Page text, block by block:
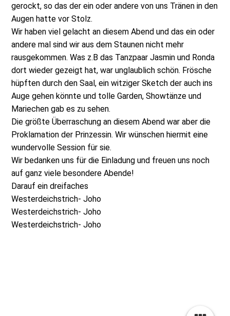
gerockt, so das der ein oder andere von uns Tränen in den
Augen hatte vor Stolz.
Wir haben viel gelacht an diesem Abend und das ein oder
andere mal sind wir aus dem Staunen nicht mehr
rausgekommen. Was z.B das Tanzpaar Jasmin und Ronda
dort wieder gezeigt hat, war unglaublich schön. Frösche
hüpften durch den Saal, ein witziger Sketch der auch ins
Auge gehen könnte und tolle Garden, Showtänze und
Mariechen gab es zu sehen.
Die größte Überraschung an diesem Abend war aber die
Proklamation der Prinzessin. Wir wünschen hiermit eine
wundervolle Session für sie.
Wir bedanken uns für die Einladung und freuen uns noch
auf ganz viele besondere Abende!
Darauf ein dreifaches
Westerdeichstrich- Joho
Westerdeichstrich- Joho
Westerdeichstrich- Joho